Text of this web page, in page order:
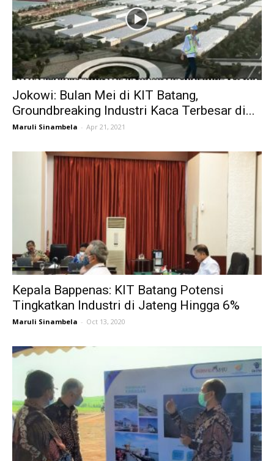
Jokowi: Bulan Mei di KIT Batang,
Groundbreaking Industri Kaca Terbesar di...
Maruli Sinambela - Apr 21, 2021
Kepala Bappenas: KIT Batang Potensi
Tingkatkan Industri di Jateng Hingga 6%
Maruli Sinambela - Oct 13, 2020